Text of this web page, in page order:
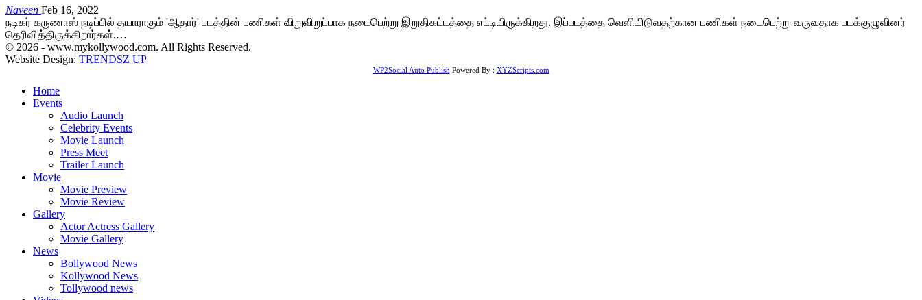
Naveen Feb 16, 2022
நடிகர் கருணாஸ் நடிப்பில் தயாராகும் 'ஆதார்' படத்தின் பணிகள் விறுவிறுப்பாக நடைபெற்று இறுதிகட்டத்தை எட்டியிருக்கிறது. இப்படத்தை வெளியிடுவதற்கான பணிகள் நடைபெற்று வருவதாக படக்குழுவினர்
தெரிவித்திருக்கிறார்கள்.…
© 2026 - www.mykollywood.com. All Rights Reserved.
Website Design: TRENDSZ UP
WP2Social Auto Publish Powered By : XYZScripts.com
Home
Events
Audio Launch
Celebrity Events
Movie Launch
Press Meet
Trailer Launch
Movie
Movie Preview
Movie Review
Gallery
Actor Actress Gallery
Movie Gallery
News
Bollywood News
Kollywood News
Tollywood news